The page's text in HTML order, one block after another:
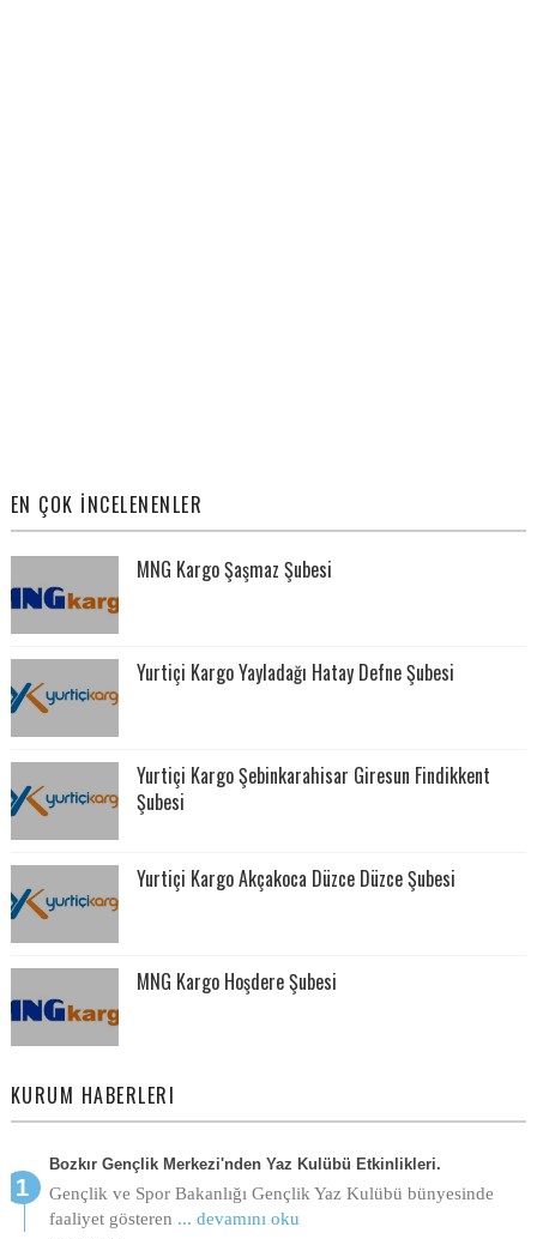
EN ÇOK İNCELENENLER
MNG Kargo Şaşmaz Şubesi
Yurtiçi Kargo Yayladağı Hatay Defne Şubesi
Yurtiçi Kargo Şebinkarahisar Giresun Findikkent
Şubesi
Yurtiçi Kargo Akçakoca Düzce Düzce Şubesi
MNG Kargo Hoşdere Şubesi
KURUM HABERLERI
Bozkır Gençlik Merkezi'nden Yaz Kulübü Etkinlikleri.
Gençlik ve Spor Bakanlığı Gençlik Yaz Kulübü bünyesinde
faaliyet gösteren ... devamını oku